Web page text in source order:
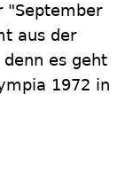
"September
aus der
es geht
1972 in